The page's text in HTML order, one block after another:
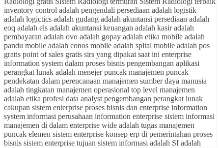
inventory control adalah pengendali persediaan adalah logistik
adalah logictics adalah gudang adalah akuntansi persediaan adalah
eoq adalah els adalah akuntansi keuangan adalah kasir adalah
pembayaran adalah ovo adalah gopay adalah etika mobile adalah
pandu mobile adalah conos mobile adalah spital mobile adalah pos
gratis point of sales gratis sirs yang dipakai saat ini enterprise
information system dalam proses bisnis pengembangan aplikasi
perangkat lunak adalah menejer puncak manajemen puncak
pendekatan dalam perencanaan manajemen sumber daya manusia
adalah tingkatan manajemen operasional top level manajemen
adalah etika profesi data analyst pengembangan perangkat lunak
cakupan sistem enterprise proses bisnis dan enterprise information
system informasi perusahaan information enterprise sistem informasi
manajemen di dalam enterprise wide adalah tugas manajemen
puncak elemen sistem enterprise konsep erp di pemerintahan proses
bisnis sistem enterprise tujuan sistem informasi adalah SI adalah